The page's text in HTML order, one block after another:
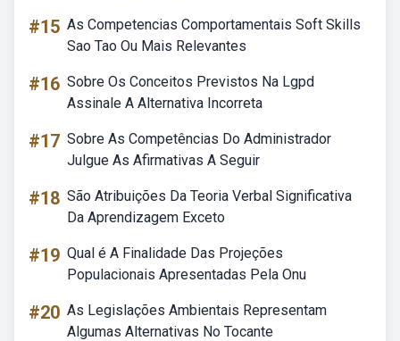
#15 As Competencias Comportamentais Soft Skills
Sao Tao Ou Mais Relevantes
#16 Sobre Os Conceitos Previstos Na Lgpd
Assinale A Alternativa Incorreta
#17 Sobre As Competências Do Administrador
Julgue As Afirmativas A Seguir
#18 São Atribuições Da Teoria Verbal Significativa
Da Aprendizagem Exceto
#19 Qual é A Finalidade Das Projeções
Populacionais Apresentadas Pela Onu
#20 As Legislações Ambientais Representam
Algumas Alternativas No Tocante